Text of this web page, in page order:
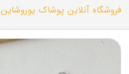
خروج از حساب کاربری
فروشگاه آنلاین پوشاک یوروشاین